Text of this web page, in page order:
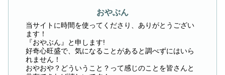
おやぶん
当サイトに時間を使ってくださり、ありがとうござい
ます！
『おやぶん』と申します!
好奇心旺盛で、気になることがあると調べずにはいら
れません！
おやおや？どういうこと？って感じのことを皆さんと